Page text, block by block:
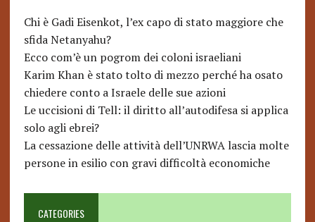
Chi è Gadi Eisenkot, l’ex capo di stato maggiore che
sfida Netanyahu?
Ecco com’è un pogrom dei coloni israeliani
Karim Khan è stato tolto di mezzo perché ha osato
chiedere conto a Israele delle sue azioni
Le uccisioni di Tell: il diritto all’autodifesa si applica
solo agli ebrei?
La cessazione delle attività dell’UNRWA lascia molte
persone in esilio con gravi difficoltà economiche
CATEGORIES